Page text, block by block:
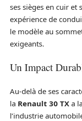
ses sièges en cuir et
expérience de
le modèle au
exigeants.
Un Impact
Au-delà de ses
la Renault 30 TX a
l’industrie